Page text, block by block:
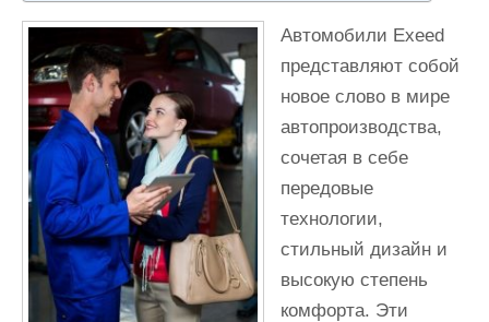
Автомобили Exeed
представляют собой
новое слово в мире
автопроизводства,
сочетая в себе
передовые
технологии,
стильный дизайн и
высокую степень
комфорта. Эти